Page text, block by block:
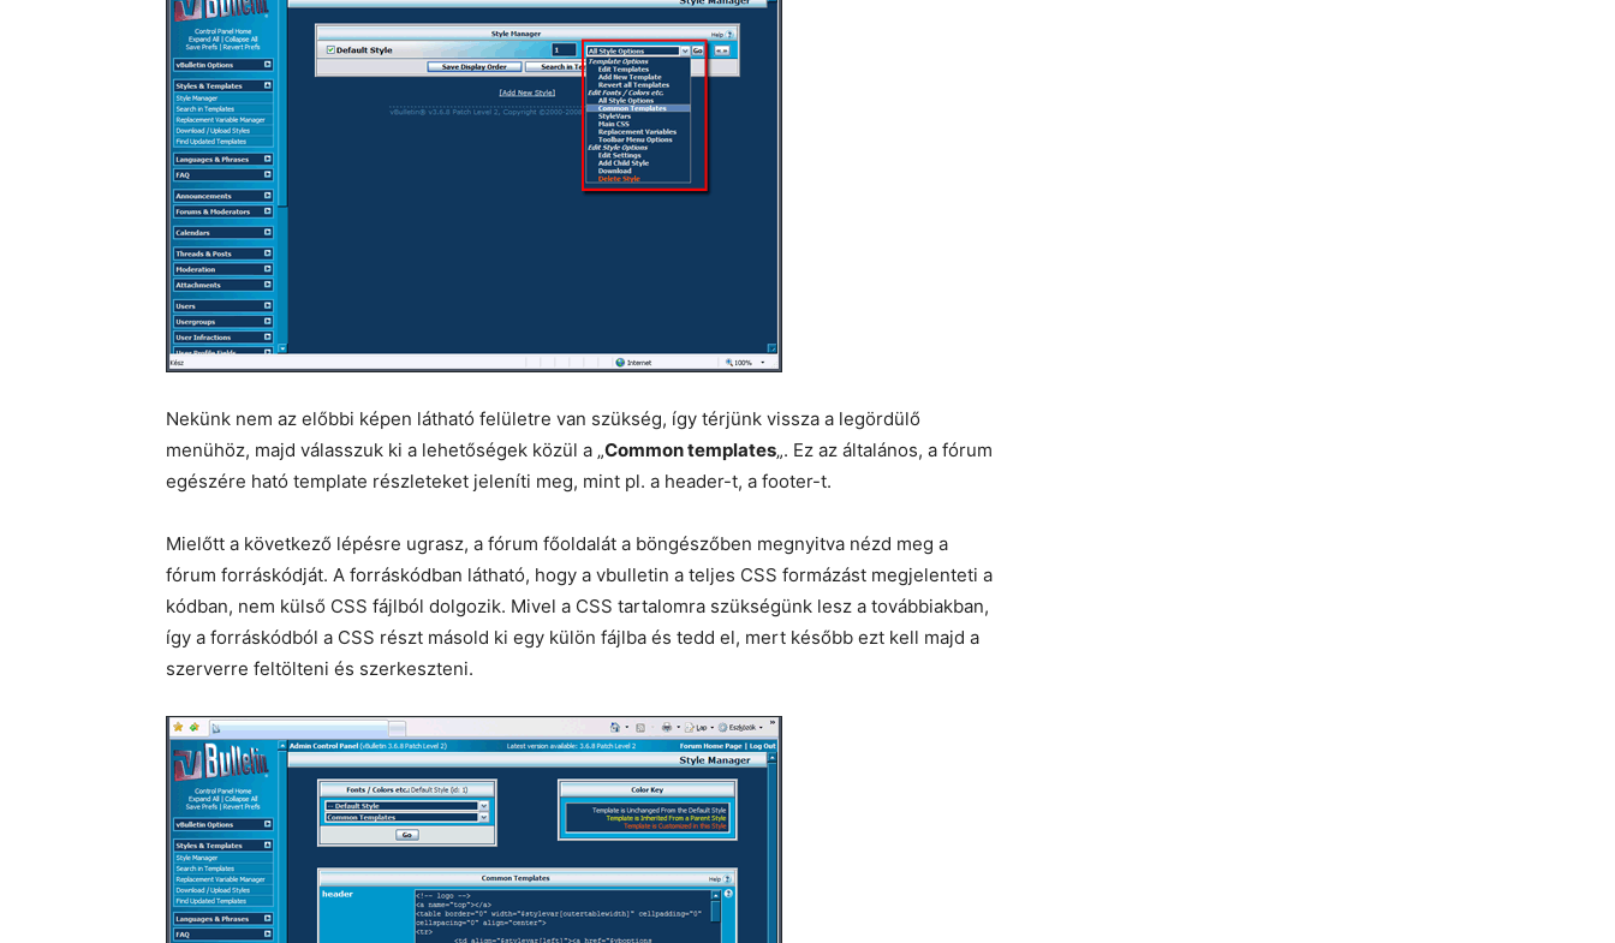
Nekünk nem az előbbi képen látható felületre van szükség, így térjünk vissza a legördülő
menühöz, majd válasszuk ki a lehetőségek közül a „Common templates„. Ez az általános, a fórum
egészére ható template részleteket jeleníti meg, mint pl. a header-t, a footer-t.
Mielőtt a következő lépésre ugrasz, a fórum főoldalát a böngészőben megnyitva nézd meg a
fórum forráskódját. A forráskódban látható, hogy a vbulletin a teljes CSS formázást megjelenteti a
kódban, nem külső CSS fájlból dolgozik. Mivel a CSS tartalomra szükségünk lesz a továbbiakban,
így a forráskódból a CSS részt másold ki egy külön fájlba és tedd el, mert később ezt kell majd a
szerverre feltölteni és szerkeszteni.